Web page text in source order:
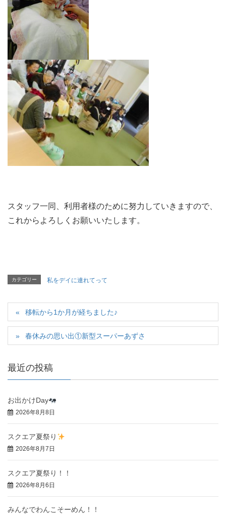
スタッフ一同、利用者様のために努力していきますので、
これからよろしくお願いいたします。
カテゴリー 私をデイに連れてって
移転から1か月が経ちました♪
春休みの思い出①新型スーパーあずさ
最近の投稿
お出かけDay
2026年8月8日
スクエア夏祭り
2026年8月7日
スクエア夏祭り！！
2026年8月6日
みんなでわんこそーめん！！